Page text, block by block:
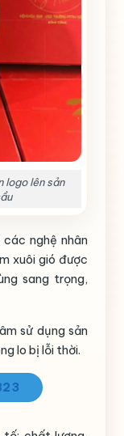
logo lên sản
nghệ nhân
xuôi gió được
sang trọng,
sử dụng sản
lo bị lỗi thời.